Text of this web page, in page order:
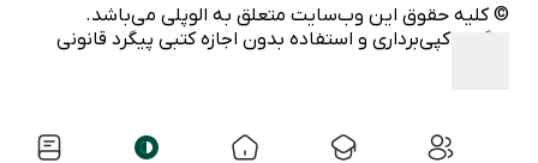
© کلیه حقوق این وب‌سایت متعلق به الوپلی می‌باشد.
هرگونه کپی‌برداری و استفاده بدون اجازه کتبی پیگرد قانونی